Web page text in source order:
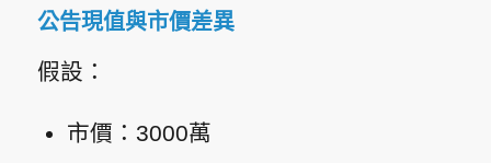
公告現值與市價差異
假設：
市價：3000萬